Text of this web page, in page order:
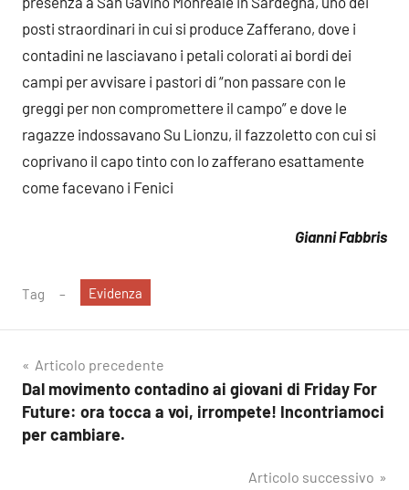
posti straordinari in cui si produce Zafferano, dove i
contadini ne lasciavano i petali colorati ai bordi dei
campi per avvisare i pastori di “non passare con le
greggi per non compromettere il campo” e dove le
ragazze indossavano Su Lionzu, il fazzoletto con cui si
coprivano il capo tinto con lo zafferano esattamente
come facevano i Fenici
Gianni Fabbris
Tag Evidenza
Navigazione
articoli
Articolo precedente
Dal movimento contadino ai giovani di Friday For
Future: ora tocca a voi, irrompete! Incontriamoci
per cambiare.
Articolo successivo